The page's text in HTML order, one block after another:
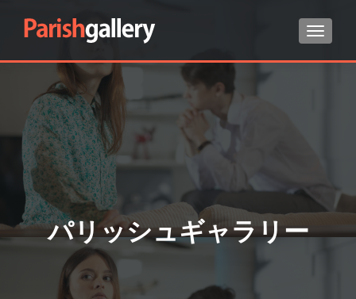
ナビゲ
パリッシュギャラリー